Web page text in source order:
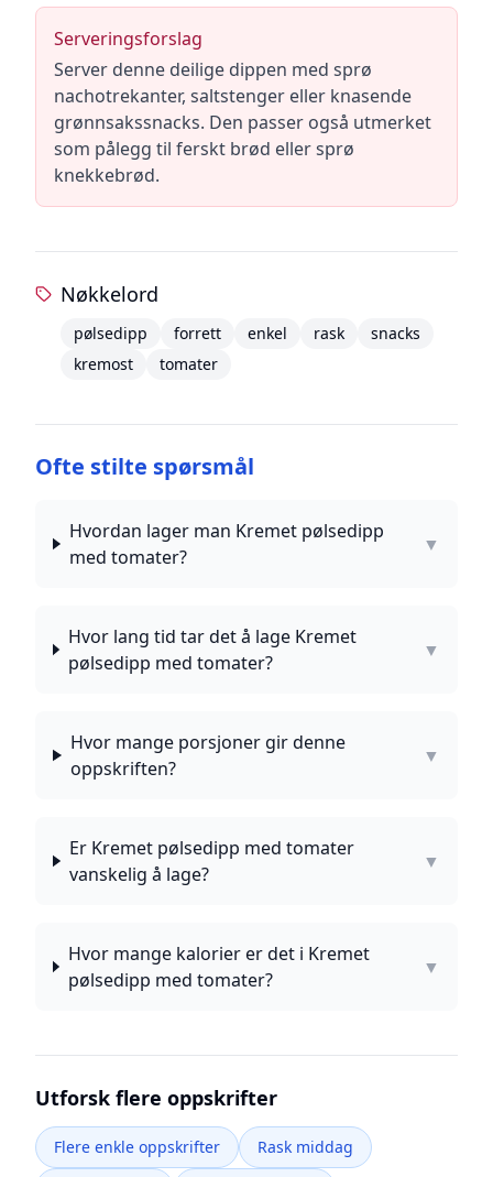
Serveringsforslag
Server denne deilige dippen med sprø
nachotrekanter, saltstenger eller knasende
grønnsakssnacks. Den passer også utmerket
som pålegg til ferskt brød eller sprø
knekkebrød.
Nøkkelord
pølsedipp forrett enkel rask
snacks
kremost
tomater
Ofte stilte spørsmål
Hvordan lager man Kremet pølsedipp
med tomater?
▼
Hvor lang tid tar det å lage Kremet
pølsedipp med tomater?
▼
Hvor mange porsjoner gir denne
oppskriften?
▼
Er Kremet pølsedipp med tomater
vanskelig å lage?
▼
Hvor mange kalorier er det i Kremet
pølsedipp med tomater?
▼
Utforsk flere oppskrifter
Flere enkle oppskrifter
Rask middag